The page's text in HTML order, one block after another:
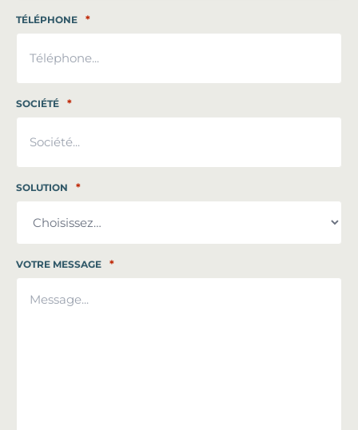
TÉLÉPHONE *
SOCIÉTÉ *
SOLUTION *
VOTRE MESSAGE *